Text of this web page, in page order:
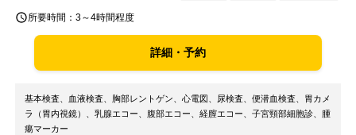
所要時間： 3～4時間程度
詳細・予約
基本検査、血液検査、胸部レントゲン、心電図、尿検査、便潜血検査、胃カメ
ラ（胃内視鏡）、乳腺エコー、腹部エコー、経膣エコー、子宮頸部細胞診、腫
瘍マーカー